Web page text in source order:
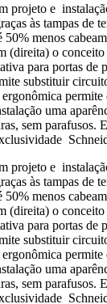
projeto e
às tampas
50% menos
(direita) o
para portas de
substituir
ergonômica
uma
sem
projeto e
às tampas
50% menos
(direita) o
para portas de
substituir
ergonômica
uma
sem